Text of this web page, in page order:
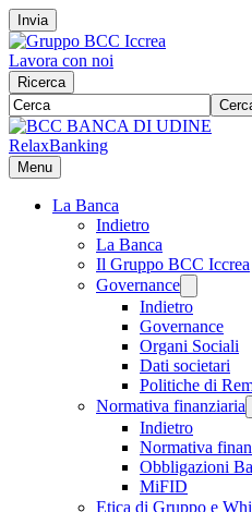
Invia
Lavora con noi
Ricerca
RelaxBanking
Menu
La Banca
Indietro
La Banca
Il Gruppo BCC Iccrea
Governance
Indietro
Governance
Organi Sociali
Dati societari
Politiche di
Normativa finanziaria
Indietro
Normativa
Obbligazioni
MiFID
Etica di Gruppo e